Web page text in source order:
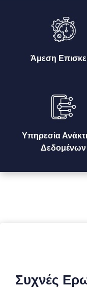
Άμεση
Υπηρεσία
Δεδομένων
Συχνές